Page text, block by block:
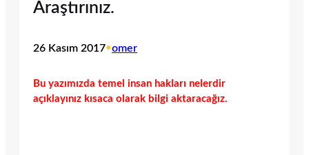
Araştırınız.
26 Kasım 2017•omer
Bu yazımızda temel insan hakları nelerdir
açıklayınız kısaca olarak bilgi aktaracağız.